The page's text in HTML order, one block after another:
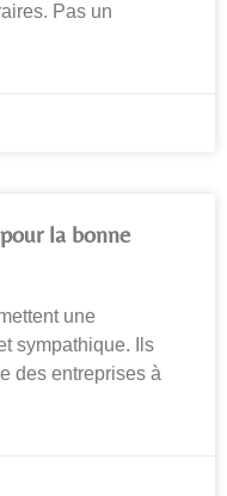
Pas un
la bonne
une
sympathique. Ils
des entreprises à